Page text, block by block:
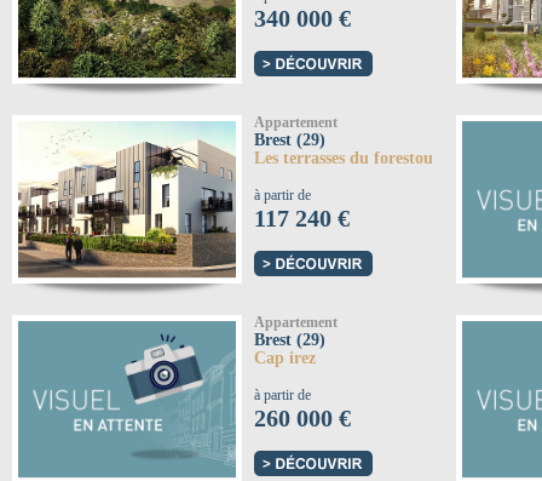
340 000 €
Appartement
Brest (29)
Les terrasses du forestou
à partir de
117 240 €
Appartement
Brest (29)
Cap irez
à partir de
260 000 €